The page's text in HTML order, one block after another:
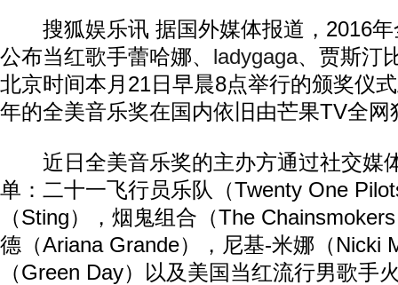
搜狐娱乐讯 据国外媒体报道，2016年
公布当红歌手蕾哈娜、 ladygaga、贾斯汀
北京时间本月21日早晨8点举行的颁奖仪
年的全美音乐奖在国内依旧由芒果TV全网
近日全美音乐奖的主办方通过社交媒
单：二十一飞行员乐队（Twenty One
（Sting），烟鬼组合（The
德（Ariana Grande），尼基-米娜（Nicki
（Green Day）以及美国当红流行男歌手
动物系恋人啊 | 钟欣潼体验爱情哲学 南